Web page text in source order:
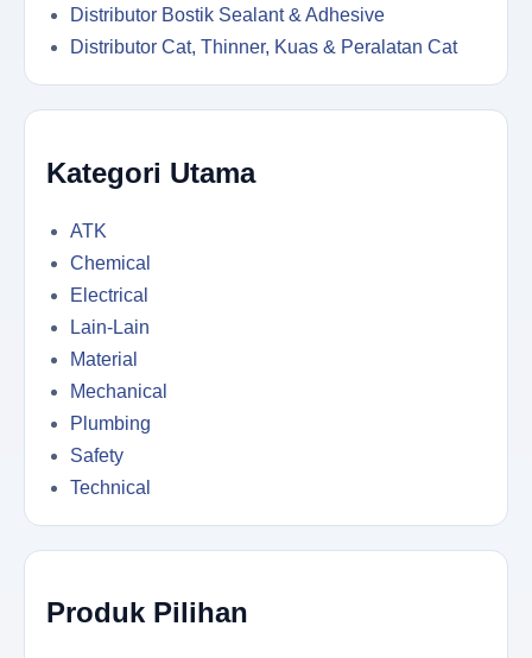
Distributor Bostik Sealant & Adhesive
Distributor Cat, Thinner, Kuas & Peralatan Cat
Kategori Utama
ATK
Chemical
Electrical
Lain-Lain
Material
Mechanical
Plumbing
Safety
Technical
Produk Pilihan